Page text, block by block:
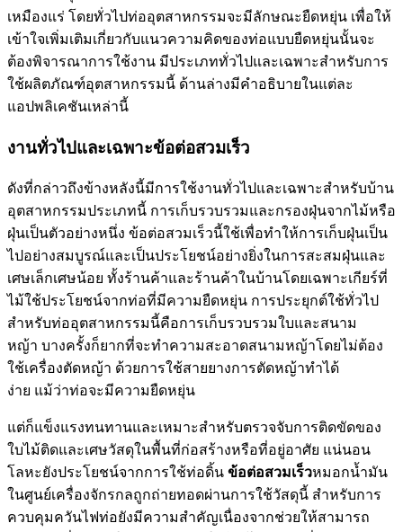
เหมืองแร่ โดยทั่วไปท่ออุตสาหกรรมจะมีลักษณะยืดหยุ่น เพื่อให้
เข้าใจเพิ่มเติมเกี่ยวกับแนวความคิดของท่อแบบยืดหยุ่นนั้นจะ
ต้องพิจารณาการใช้งาน มีประเภททั่วไปและเฉพาะสำหรับการ
ใช้ผลิตภัณฑ์อุตสาหกรรมนี้ ด้านล่างมีคำอธิบายในแต่ละ
แอปพลิเคชันเหล่านี้
งานทั่วไปและเฉพาะข้อต่อสวมเร็ว
ดังที่กล่าวถึงข้างหลังนี้มีการใช้งานทั่วไปและเฉพาะสำหรับบ้าน
อุตสาหกรรมประเภทนี้ การเก็บรวบรวมและกรองฝุ่นจากไม้หรือ
ฝุ่นเป็นตัวอย่างหนึ่ง ข้อต่อสวมเร็วนี้ใช้เพื่อทำให้การเก็บฝุ่นเป็น
ไปอย่างสมบูรณ์และเป็นประโยชน์อย่างยิ่งในการสะสมฝุ่นและ
เศษเล็กเศษน้อย ทั้งร้านค้าและร้านค้าในบ้านโดยเฉพาะเกียร์ที่
ไม้ใช้ประโยชน์จากท่อที่มีความยืดหยุ่น การประยุกต์ใช้ทั่วไป
สำหรับท่ออุตสาหกรรมนี้คือการเก็บรวบรวมใบและสนาม
หญ้า บางครั้งก็ยากที่จะทำความสะอาดสนามหญ้าโดยไม่ต้อง
ใช้เครื่องตัดหญ้า ด้วยการใช้สายยางการตัดหญ้าทำได้
ง่าย แม้ว่าท่อจะมีความยืดหยุ่น
แต่ก็แข็งแรงทนทานและเหมาะสำหรับตรวจจับการติดขัดของ
ใบไม้ติดและเศษวัสดุในพื้นที่ก่อสร้างหรือที่อยู่อาศัย แน่นอน
โลหะยังประโยชน์จากการใช้ท่อดิ้น ข้อต่อสวมเร็วหมอกน้ำมัน
ในศูนย์เครื่องจักรกลถูกถ่ายทอดผ่านการใช้วัสดุนี้ สำหรับการ
ควบคุมควันไฟท่อยังมีความสำคัญเนื่องจากช่วยให้สามารถ